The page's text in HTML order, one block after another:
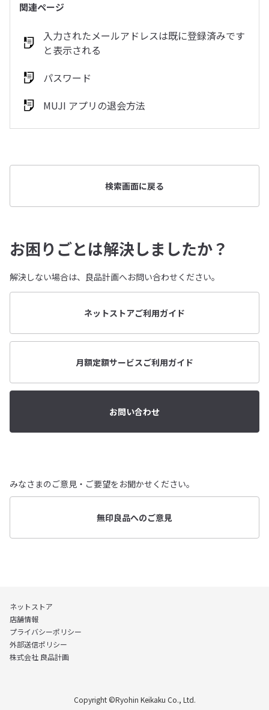
関連ページ
入力されたメールアドレスは既に登録済みです
と表示される
パスワード
MUJI アプリの退会方法
検索画面に戻る
お困りごとは解決しましたか？
解決しない場合は、良品計画へお問い合わせください。
ネットストアご利用ガイド
月額定額サービスご利用ガイド
お問い合わせ
みなさまのご意見・ご要望をお聞かせください。
無印良品へのご意見
ネットストア
店舗情報
プライバシーポリシー
外部送信ポリシー
株式会社 良品計画
Copyright ©Ryohin Keikaku Co., Ltd.